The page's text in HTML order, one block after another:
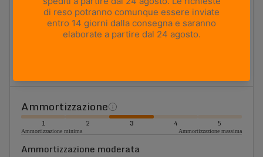
1 2 3 4 5
Massima flessibilità Massima rigidità
Moderatamente flessibile
Ammortizzazione
1 2 3 4 5
Ammortizzazione minima Ammortizzazione massima
Ammortizzazione moderata